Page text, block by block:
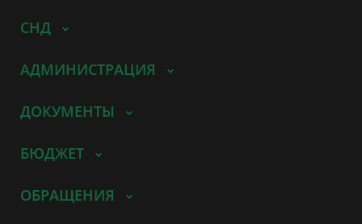
СНД
АДМИНИСТРАЦИЯ
ДОКУМЕНТЫ
БЮДЖЕТ
ОБРАЩЕНИЯ